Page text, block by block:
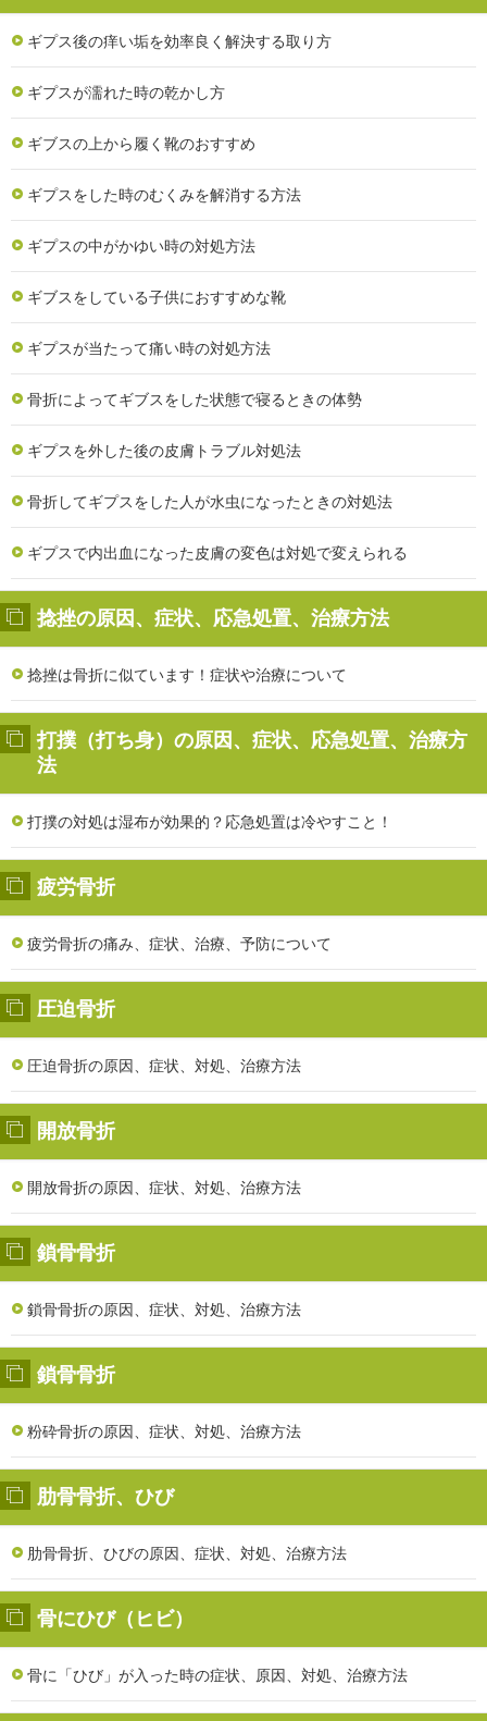
ギプス後の痒い垢を効率良く解決する取り方
ギプスが濡れた時の乾かし方
ギブスの上から履く靴のおすすめ
ギプスをした時のむくみを解消する方法
ギプスの中がかゆい時の対処方法
ギブスをしている子供におすすめな靴
ギプスが当たって痛い時の対処方法
骨折によってギブスをした状態で寝るときの体勢
ギプスを外した後の皮膚トラブル対処法
骨折してギプスをした人が水虫になったときの対処法
ギプスで内出血になった皮膚の変色は対処で変えられる
捻挫の原因、症状、応急処置、治療方法
捻挫は骨折に似ています！症状や治療について
打撲（打ち身）の原因、症状、応急処置、治療方
法
打撲の対処は湿布が効果的？応急処置は冷やすこと！
疲労骨折
疲労骨折の痛み、症状、治療、予防について
圧迫骨折
圧迫骨折の原因、症状、対処、治療方法
開放骨折
開放骨折の原因、症状、対処、治療方法
鎖骨骨折
鎖骨骨折の原因、症状、対処、治療方法
鎖骨骨折
粉砕骨折の原因、症状、対処、治療方法
肋骨骨折、ひび
肋骨骨折、ひびの原因、症状、対処、治療方法
骨にひび（ヒビ）
骨に「ひび」が入った時の症状、原因、対処、治療方法